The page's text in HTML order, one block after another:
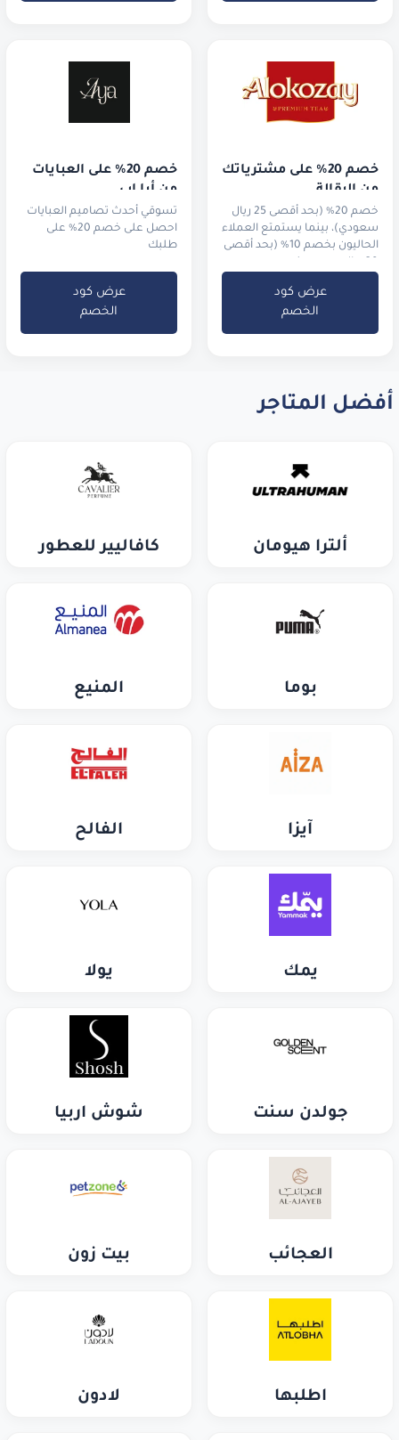
خصم 20% على مشترياتك
من البقالة
خصم 20% (بحد أقصى 25 ريال
سعودي)، بينما يستمتع العملاء
الحاليون بخصم 10% (بحد أقصى
عرض كود
الخصم
خصم 20% على العبايات
من أيا اب
تسوقي أحدث تصاميم العبايات
احصل على خصم 20% على
طلبك
عرض كود
الخصم
أفضل المتاجر
ألترا هيومان كافاليير للعطور
بوما المنيع
آيزا الفالح
يمك يولا
جولدن سنت شوش اربيا
العجائب بيت زون
اطلبها لادون